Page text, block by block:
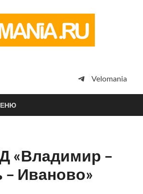
просто
Velomania
«Владимир –
– Иваново»